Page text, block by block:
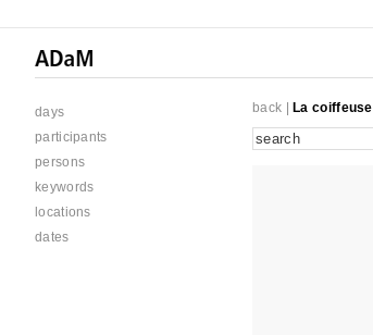
days
participants
persons
keywords
locations
dates
back La coiffeuse